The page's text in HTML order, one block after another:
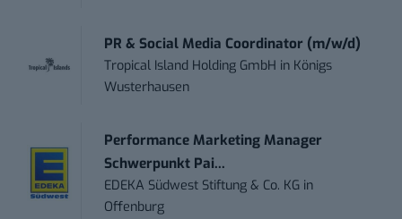
PR & Social Media Coordinator (m/w/d)
Tropical Island Holding GmbH in Königs
Wusterhausen
Performance Marketing Manager
Schwerpunkt Pai...
EDEKA Südwest Stiftung & Co. KG in
Offenburg